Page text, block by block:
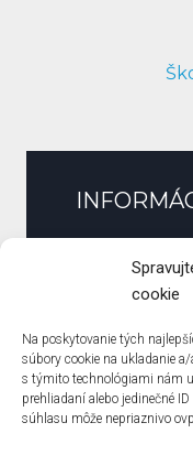
cookie
Na poskytovanie tých
súbory cookie na ukladanie
s týmito technológiami nám
prehliadaní alebo jedinečné
súhlasu môže nepriaznivo
Zásady
Zásady